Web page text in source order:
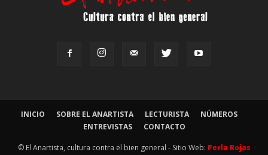
INICIO SOBRE EL ANARTISTA LECTURISTA
NÚMEROS
ENTREVISTAS
CONTACTO
© El Anartista, cultura contra el bien general - Sitio Web: Perla Rojas